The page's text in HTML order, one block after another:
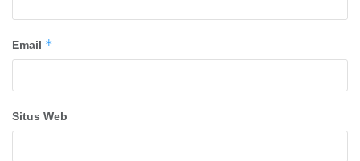
Email *
Situs Web